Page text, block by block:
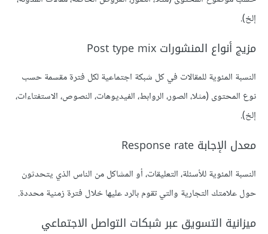
إلخ).
مزيج أنواع المنشورات Post type mix
النسبة المئوية للمقالات في كل شبكة اجتماعية لكل فترة مقسمة حسب
نوع المحتوى (مثلا، الصور، الروابط، الفيديوهات، النصوص، الاستفتاءات،
إلخ).
معدل الإجابة Response rate
النسبة المئوية للأسئلة، التعليقات، أو المشاكل من الناس الذي يتحدثون
حول علامتك التجارية والتي تقوم بالرد عليها خلال فترة زمنية محددة.
ميزانية التسويق عبر شبكات التواصل الاجتماعي